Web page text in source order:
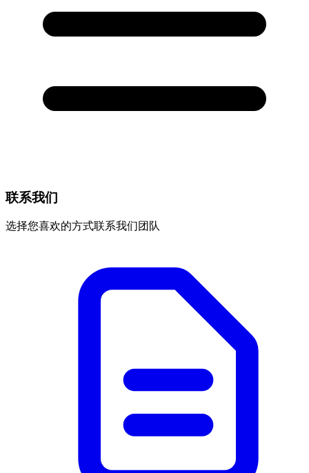
联系我们
选择您喜欢的方式联系我们团队